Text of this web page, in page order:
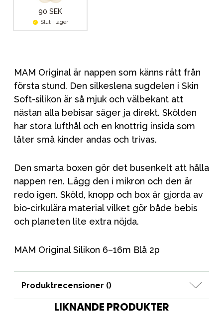
90 SEK
Slut i lager
MAM Original är nappen som känns rätt från
första stund. Den silkeslena sugdelen i Skin
Soft-silikon är så mjuk och välbekant att
nästan alla bebisar säger ja direkt. Skölden
har stora lufthål och en knottrig insida som
låter små kinder andas och trivas.
Den smarta boxen gör det busenkelt att hålla
nappen ren. Lägg den i mikron och den är
redo igen. Sköld, knopp och box är gjorda av
bio-cirkulära material vilket gör både bebis
och planeten lite extra nöjda.
MAM Original Silikon 6–16m Blå 2p
Produktrecensioner ()
LIKNANDE PRODUKTER